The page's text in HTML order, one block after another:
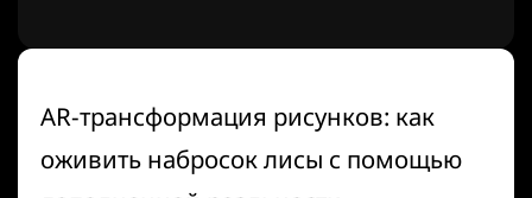
AR-трансформация рисунков: как
оживить набросок лисы с помощью